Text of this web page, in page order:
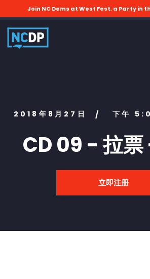
Join NC Dems at West Fest, a Party in
2018年8月27日 / 下午
CD 09 - 拉
立即注册